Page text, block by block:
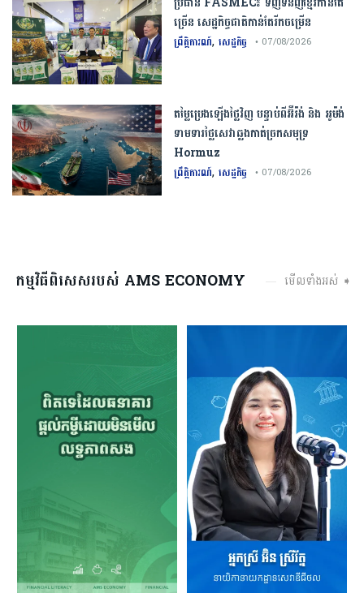
ច្រើន​ ​សេដ្ឋកិច្ច​ជាតិ​កាន់តែ​រីកចម្រើន​
ព្រឹត្តិការណ៍, សេដ្ឋកិច្ច • 07/08/2026
តម្លៃប្រេងឡើងថ្លៃវិញ បន្ទាប់ពីអ៊ីរ៉ង់ និង អូម៉ង់
ទាមទារថ្លៃសេវាឆ្លងកាត់ច្រកសមុទ្រ
Hormuz
ព្រឹត្តិការណ៍, សេដ្ឋកិច្ច • 07/08/2026
កម្មវិធីពិសេសរបស់ AMS ECONOMY មើលទាំងអស់ ➧